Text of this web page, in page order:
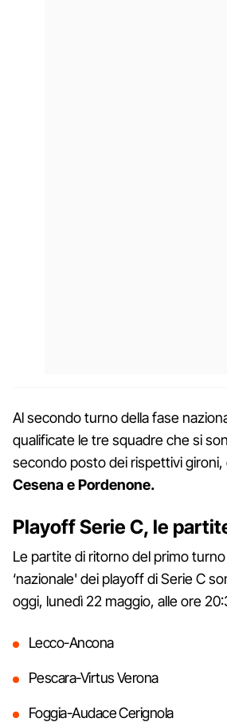
Al secondo turno della fase
qualificate le tre squadre che si
secondo posto dei rispettivi
Cesena ePordenone.
Playoff Serie C, le
Le partite di ritorno del primo
‘nazionale' dei playoff di Serie C
oggi, lunedì 22 maggio, alle ore
Lecco-Ancona
Pescara-Virtus Verona
Foggia-Audace Cerignola